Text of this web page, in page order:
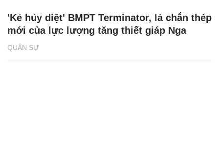
QUÂN SỰ
'Kẻ hủy diệt' BMPT Terminator, lá chắn thép
mới của lực lượng tăng thiết giáp Nga